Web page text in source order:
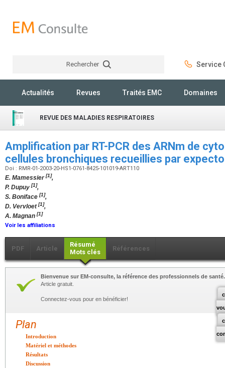
Rechercher Service
Actualités Revues Traités EMC Domaines
REVUE DES MALADIES RESPIRATOIRES
Amplification par RT-PCR des ARNm de
cellules bronchiques recueillies par
Doi : RMR-01-2003-20-HS1-0761-8425-101019-ART110
E. Mamessier[1],
P. Dupuy [1],
S. Boniface [1],
D. Vervloet[1],
A. Magnan [1]
Voir les affiliations
PDF Article
Résumé
Mots clés
Références
Bienvenue sur EM-consulte, la référence des professionnels de santé.
Article gratuit.
Connectez-vous pour en bénéficier!
Plan
Introduction
Matériel et méthodes
Résultats
Discussion